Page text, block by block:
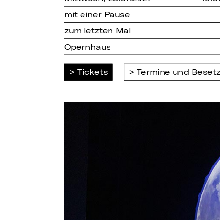
mit einer Pause
zum letzten Mal
Opernhaus
Tickets Termine und